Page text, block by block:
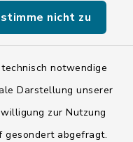
nicht zu
notwendige
Darstellung unserer
zur Nutzung
gesondert abgefragt.